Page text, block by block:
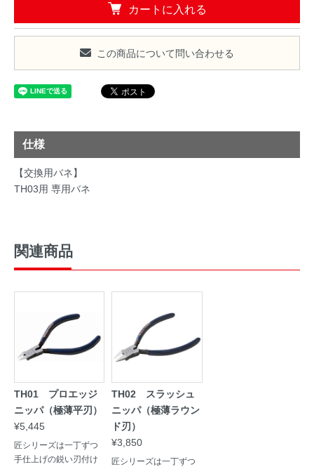
カートに入れる
この商品について問い合わせる
仕様
【交換用バネ】
TH03用 専用バネ
関連商品
TH01 プロエッジ
ニッパ（極薄平刃）
¥5,445
匠シリーズは一丁ずつ
手仕上げの鋭い刃付け
TH02 スラッシュ
ニッパ（極薄ラウン
ド刃）
¥3,850
匠シリーズは一丁ずつ